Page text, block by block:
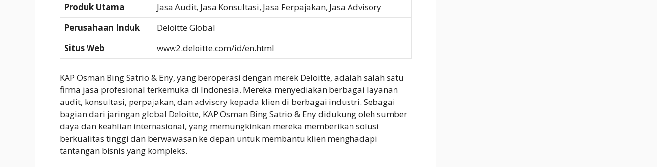
Produk Utama
Jasa Audit, Jasa Konsultasi, Jasa Perpajakan, Jasa Advisory
Perusahaan Induk
Deloitte Global
Situs Web
www2.deloitte.com/id/en.html
KAP Osman Bing Satrio & Eny, yang beroperasi dengan merek Deloitte, adalah salah satu
firma jasa profesional terkemuka di Indonesia. Mereka menyediakan berbagai layanan
audit, konsultasi, perpajakan, dan advisory kepada klien di berbagai industri. Sebagai
bagian dari jaringan global Deloitte, KAP Osman Bing Satrio & Eny didukung oleh sumber
daya dan keahlian internasional, yang memungkinkan mereka memberikan solusi
berkualitas tinggi dan berwawasan ke depan untuk membantu klien menghadapi
tantangan bisnis yang kompleks.